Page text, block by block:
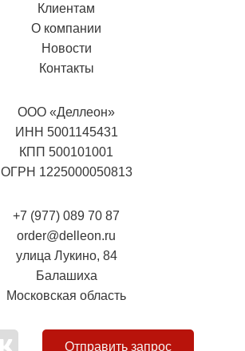
Клиентам
О компании
Новости
Контакты
ООО «Деллеон»
ИНН 5001145431
КПП 500101001
ОГРН 1225000050813
+7 (977) 089 70 87
order@delleon.ru
улица Лукино, 84
Балашиха
Московская область
Отправить запрос